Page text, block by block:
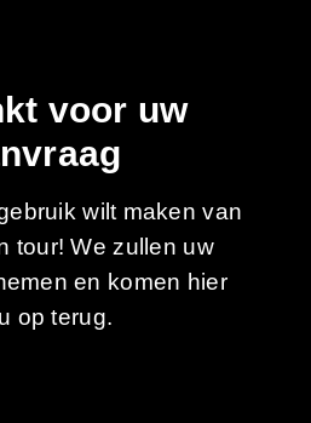
voor uw
wilt maken van
tour! We zullen uw
en komen hier
op terug.